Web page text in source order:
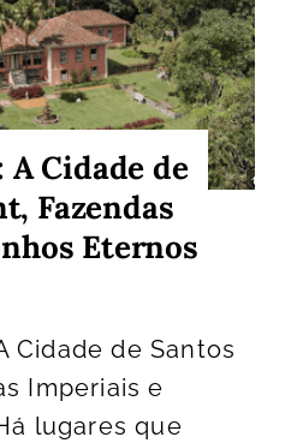
A Cidade de
Fazendas
Eternos
Cidade de Santos
Imperiais e
lugares que